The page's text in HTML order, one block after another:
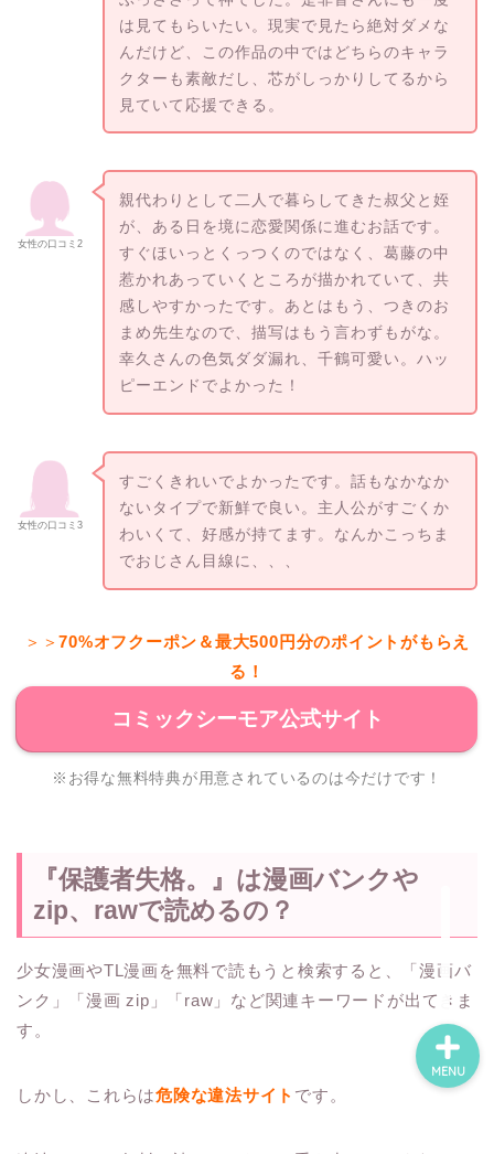
は見てもらいたい。現実で見たら絶対ダメな
んだけど、この作品の中ではどちらのキャラ
クターも素敵だし、芯がしっかりしてるから
見ていて応援できる。
女性の口コミ2
親代わりとして二人で暮らしてきた叔父と姪
が、ある日を境に恋愛関係に進むお話です。
すぐほいっとくっつくのではなく、葛藤の中
惹かれあっていくところが描かれていて、共
感しやすかったです。あとはもう、つきのお
まめ先生なので、描写はもう言わずもがな。
幸久さんの色気ダダ漏れ、千鶴可愛い。ハッ
ピーエンドでよかった！
女性の口コミ3
すごくきれいでよかったです。話もなかなか
ないタイプで新鮮で良い。主人公がすごくか
わいくて、好感が持てます。なんかこっちま
でおじさん目線に、、、
＞＞70%オフクーポン＆最大500円分のポイントがもらえ
る！
コミックシーモア公式サイト
※お得な無料特典が用意されているのは今だけです！
『保護者失格。』は漫画バンクや
zip、rawで読めるの？
少女漫画やTL漫画を無料で読もうと検索すると、「漫画バ
ンク」「漫画 zip」「raw」など関連キーワードが出てきま
す。
しかし、これらは危険な違法サイト です。
MENU
無料で読める漫画・小説
漫画・小説新刊情報